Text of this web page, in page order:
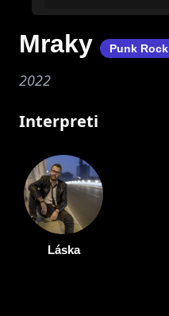
Mraky Punk Rock
2022
Interpreti
Láska